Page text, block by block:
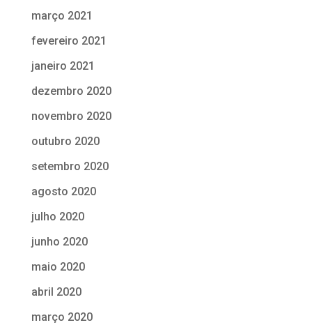
março 2021
fevereiro 2021
janeiro 2021
dezembro 2020
novembro 2020
outubro 2020
setembro 2020
agosto 2020
julho 2020
junho 2020
maio 2020
abril 2020
março 2020